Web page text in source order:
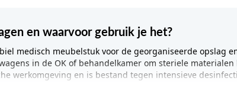
en waarvoor gebruik je het?
medisch meubelstuk voor de georganiseerde opslag
in de OK of behandelkamer om steriele
werkomgeving en is bestand tegen intensieve